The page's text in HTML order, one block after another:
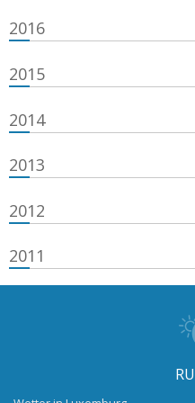
2016
2015
2014
2013
2012
2011